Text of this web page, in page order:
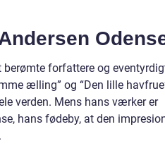
forfattere og
ælling” og “Den lille
verden. Mens hans værker er
hans fødeby, at den